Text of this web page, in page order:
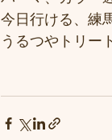
今日行ける、練
うるつやトリー